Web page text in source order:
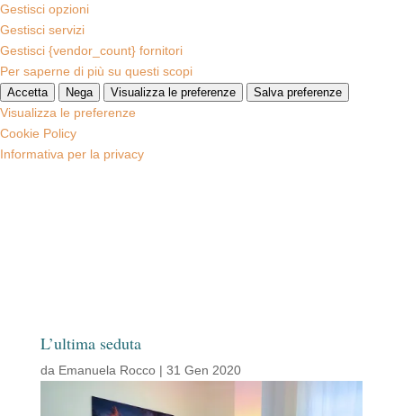
Gestisci opzioni
Gestisci servizi
Gestisci {vendor_count} fornitori
Per saperne di più su questi scopi
Accetta Nega Visualizza le preferenze Salva preferenze
Visualizza le preferenze
Cookie Policy
Informativa per la privacy
L’ultima seduta
da Emanuela Rocco| 31 Gen 2020